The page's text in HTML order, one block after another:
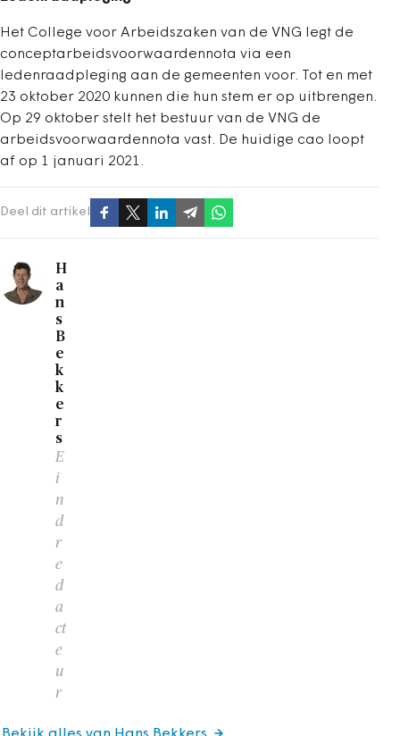
Het College voor Arbeidszaken van de VNG legt de
conceptarbeidsvoorwaardennota via een
ledenraadpleging aan de gemeenten voor. Tot en met
23 oktober 2020 kunnen die hun stem er op uitbrengen.
Op 29 oktober stelt het bestuur van de VNG de
arbeidsvoorwaardennota vast. De huidige cao loopt
af op 1 januari 2021.
Deel dit artikel
H
a
n
s
B
e
k
k
e
r
s
E
i
n
d
r
e
d
a
ct
e
u
r